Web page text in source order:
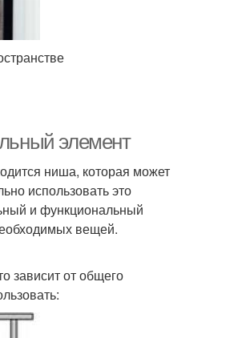
элемент
ниша, которая может
использовать это
и функциональный
вещей.
зависит от общего